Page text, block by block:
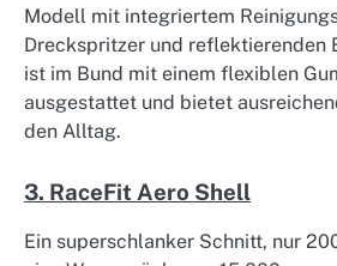
Modell mit integriertem
Dreckspritzer und reflektierenden
ist im Bund mit einem flexiblen
ausgestattet und bietet
den Alltag.
3. RaceFit Aero Shell
Ein superschlanker Schnitt, nur